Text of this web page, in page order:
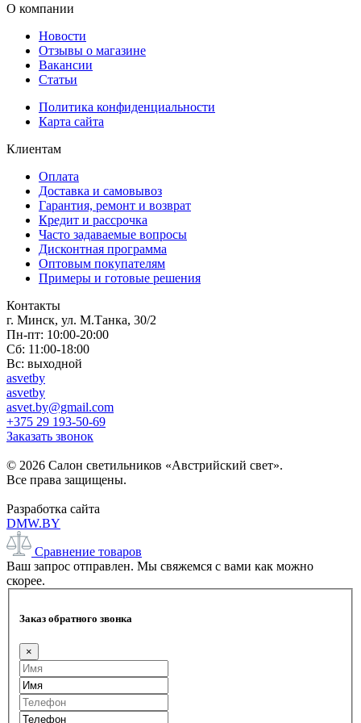
О компании
Новости
Отзывы о магазине
Вакансии
Статьи
Политика конфиденциальности
Карта сайта
Клиентам
Оплата
Доставка и самовывоз
Гарантия, ремонт и возврат
Кредит и рассрочка
Часто задаваемые вопросы
Дисконтная программа
Оптовым покупателям
Примеры и готовые решения
Контакты
г. Минск, ул. М.Танка, 30/2
Пн-пт: 10:00-20:00
Сб: 11:00-18:00
Вс: выходной
asvetby
asvetby
asvet.by@gmail.com
+375 29 193-50-69
Заказать звонок
© 2026 Салон светильников «Австрийский свет».
Все права защищены.
Разработка сайта
DMW.BY
Сравнение товаров
Ваш запрос отправлен. Мы свяжемся с вами как можно
скорее.
Заказ обратного звонка
×